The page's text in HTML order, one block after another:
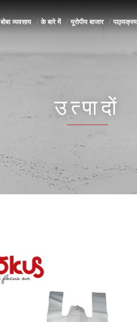
बोबा व्यवसाय के बारे में यूरोपीय बाजार पाठ्यक्रम
उत्पादों